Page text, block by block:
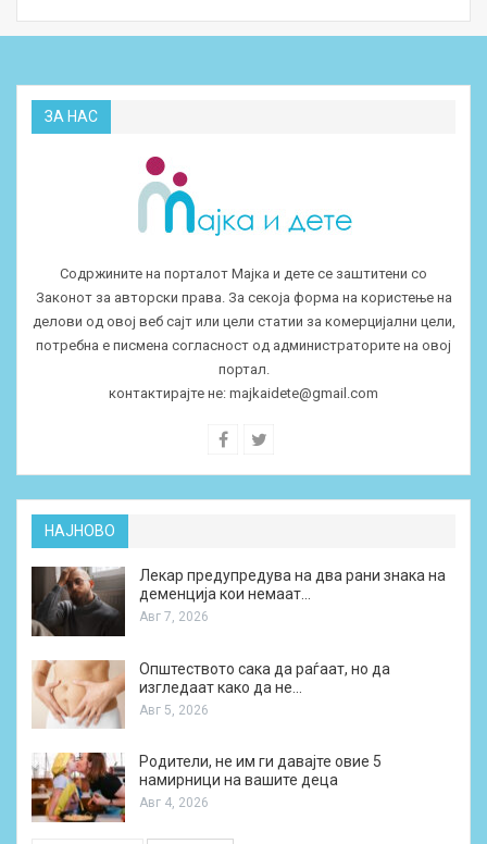
ЗА НАС
Содржините на порталот Мајка и дете се заштитени со
Законот за авторски права. За секоја форма на користење на
делови од овој веб сајт или цели статии за комерцијални цели,
потребна е писмена согласност од администраторите на овој
портал.
контактирајте не: majkaidete@gmail.com
НАЈНОВО
Лекар предупредува на два рани знака на
деменција кои немаат…
Авг 7, 2026
Општеството сака да раѓаат, но да
изгледаат како да не…
Авг 5, 2026
Родители, не им ги давајте овие 5
намирници на вашите деца
Авг 4, 2026